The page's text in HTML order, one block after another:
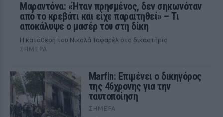
Μαραντόνα: «Ήταν πρησμένος, δεν σηκωνόταν
από το κρεβάτι και είχε παραιτηθεί» – Τι
αποκάλυψε ο μασέρ του στη δίκη
Η κατάθεση του Νικολά Ταφαρέλ στο δικαστήριο
ΣΉΜΕΡΑ
Marfin: Επιμένει ο δικηγόρος
της 46χρονης για την
ταυτοποίηση
ΣΉΜΕΡΑ